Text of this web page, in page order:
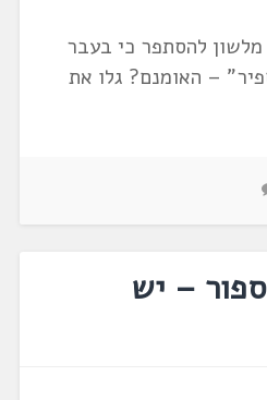
להסתפר כי בעבר
– האומנם? גלו את
– יש